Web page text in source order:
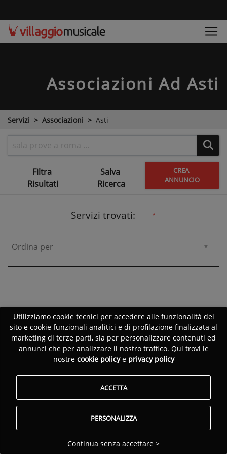
Associazioni Ad Asti
Servizi Associazioni Asti
Filtra
Risultati
Salva
Ricerca
CREA
ANNUNCIO
Servizi trovati:
Ordina per
Utilizziamo cookie tecnici per accedere alle funzionalità del
sito e cookie funzionali analitici e di profilazione finalizzata al
marketing di terze parti, sia per personalizzare contenuti ed
annunci che per analizzare il nostro traffico. Qui trovi le
nostre cookie policye privacy policy
ACCETTA
PERSONALIZZA
Continua senza accettare >